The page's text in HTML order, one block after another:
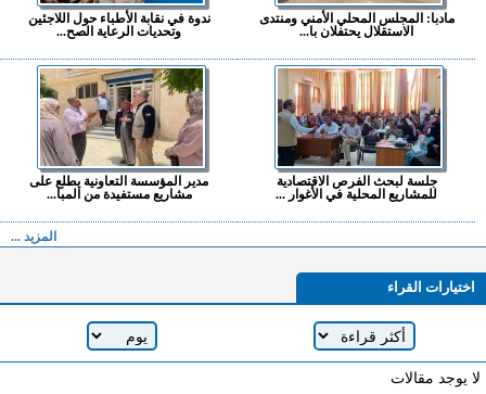
مادبا: المجلس المحلي الأمني ومنتدى
الاستقلال يحتفلان با...
ندوة في نقابة الأطباء حول اللاجئين
وتحديات الرعاية الصح...
جلسة لبحث الفرص الاقتصادية
للمشاريع المحلية في الأغوار ...
مدير المؤسسة التعاونية يطلع على
مشاريع مستفيدة من المبا...
المزيد ...
اختيارات القراء
لا يوجد مقالات